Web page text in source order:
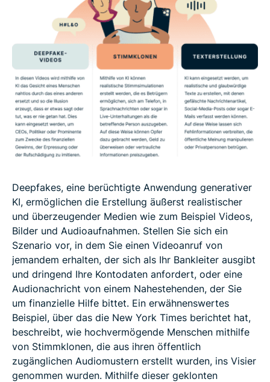
Deepfakes, eine berüchtigte Anwendung generativer
KI, ermöglichen die Erstellung äußerst realistischer
und überzeugender Medien wie zum Beispiel Videos,
Bilder und Audioaufnahmen. Stellen Sie sich ein
Szenario vor, in dem Sie einen Videoanruf von
jemandem erhalten, der sich als Ihr Bankleiter ausgibt
und dringend Ihre Kontodaten anfordert, oder eine
Audionachricht von einem Nahestehenden, der Sie
um finanzielle Hilfe bittet. Ein erwähnenswertes
Beispiel, über das die New York Times berichtet hat,
beschreibt, wie hochvermögende Menschen mithilfe
von Stimmklonen, die aus ihren öffentlich
zugänglichen Audiomustern erstellt wurden, ins Visier
genommen wurden. Mithilfe dieser geklonten